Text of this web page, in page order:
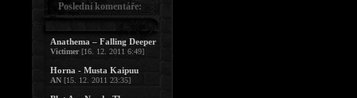
Poslední komentáře:
Anathema – Falling Deeper
Victimer[16. 12. 2011 6:49]
Horna - Musta Kaipuu
AN [15. 12. 2011 23:35]